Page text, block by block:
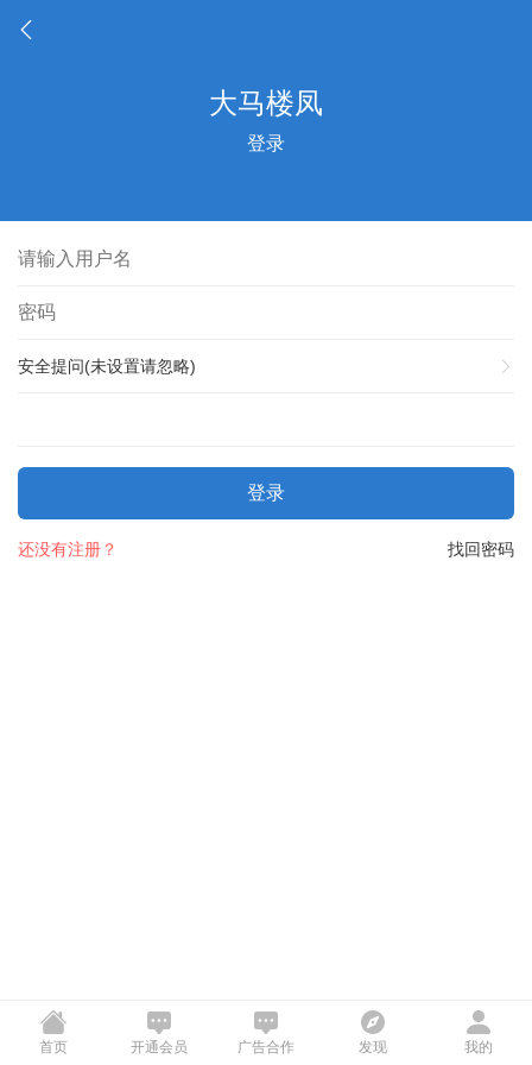
登录
安全提问(未设置请忽略)
登录
找回密码
还没有注册？
首页 开通会员 广告合作 发现 我的